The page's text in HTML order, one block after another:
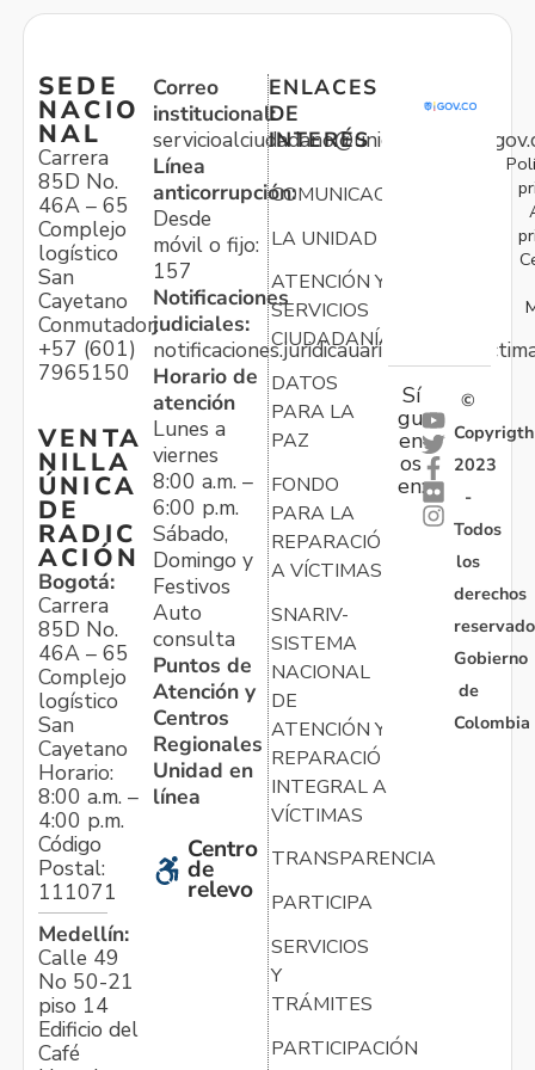
SEDE
NACIO
NAL
Carrera
85D No.
46A – 65
Complejo
logístico
San
Cayetano
Conmutador:
+57 (601)
7965150
VENTA
NILLA
ÚNICA
DE
RADIC
ACIÓN
Bogotá:
Carrera
85D No.
46A – 65
Complejo
logístico
San
Cayetano
Horario:
8:00 a.m. –
4:00 p.m.
Código
Postal:
111071
Medellín:
Calle 49
No 50-21
piso 14
Edificio del
Café
Correo
institucional:
Línea
anticorrupción:
Desde
móvil o fijo:
157
Notificaciones
judiciales:
Horario de
atención
Lunes a
viernes
8:00 a.m. –
6:00 p.m.
Sábado,
Domingo y
Festivos
Auto
consulta
Puntos de
Atención y
Centros
Regionales
Unidad en
línea
Centro
de
relevo
ENLACES
DE
INTERÉS
COMUNICACIONES
LA UNIDAD
ATENCIÓN Y
SERVICIOS
CIUDADANÍA
DATOS
PARA LA
PAZ
FONDO
PARA LA
REPARACIÓN
A VÍCTIMAS
SNARIV-
SISTEMA
NACIONAL
DE
ATENCIÓN Y
REPARACIÓN
INTEGRAL A
VÍCTIMAS
TRANSPARENCIA
PARTICIPA
SERVICIOS
Y
TRÁMITES
PARTICIPACIÓN
Sí
gu
en
os
en:
©
Copyrigth
2023
-
Todos
los
derechos
Gobierno
de
Colombia